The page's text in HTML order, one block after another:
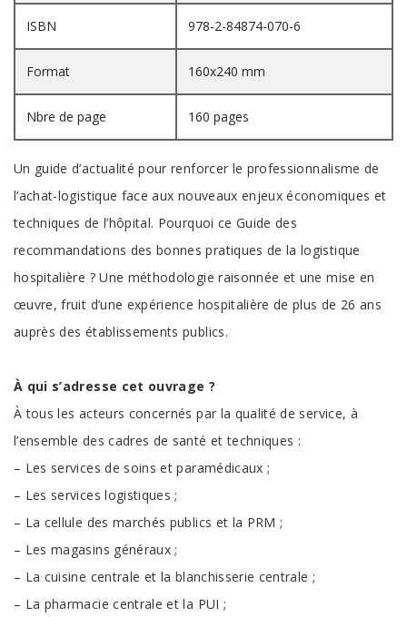
ISBN 978-2-84874-070-6
Format 160x240 mm
Nbre de page 160 pages
Un guide d’actualité pour renforcer le professionnalisme de
l’achat-logistique face aux nouveaux enjeux économiques et
techniques de l’hôpital. Pourquoi ce Guide des
recommandations des bonnes pratiques de la logistique
hospitalière ? Une méthodologie raisonnée et une mise en
œuvre, fruit d’une expérience hospitalière de plus de 26 ans
auprès des éta­blissements publics.
À qui s’adresse cet ouvrage ?
À tous les acteurs concernés par la qualité de service, à
l’ensemble des cadres de santé et techniques :
– Les services de soins et paramédicaux ;
– Les services logistiques ;
– La cellule des marchés publics et la PRM ;
– Les magasins généraux ;
– La cuisine centrale et la blanchisserie centrale ;
– La pharmacie centrale et la PUI ;